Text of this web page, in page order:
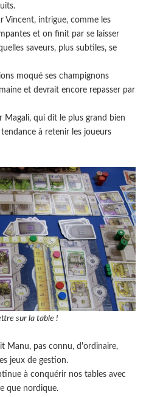
Vincent, intrigue, comme les
et on finit par se laisser
saveurs, plus subtiles, se
moqué ses champignons
et devrait encore repasser par
Magali, qui dit le plus grand bien
à retenir les joueurs
sur la table !
Manu, pas connu, d'ordinaire,
jeux de gestion.
à conquérir nos tables avec
que nordique.